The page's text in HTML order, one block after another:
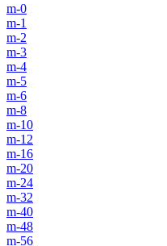
m-0
m-1
m-2
m-3
m-4
m-5
m-6
m-8
m-10
m-12
m-16
m-20
m-24
m-32
m-40
m-48
m-56